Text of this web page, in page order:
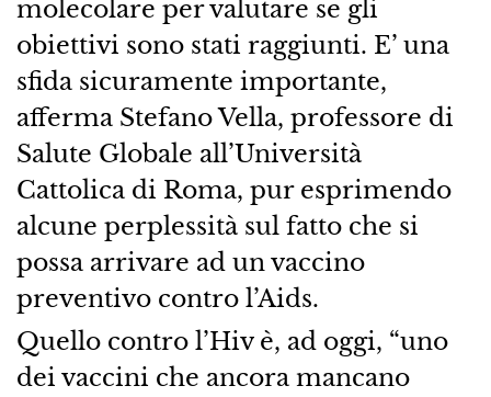
molecolare per valutare se gli
obiettivi sono stati raggiunti. E’ una
sfida sicuramente importante,
afferma Stefano Vella, professore di
Salute Globale all’Università
Cattolica di Roma, pur esprimendo
alcune perplessità sul fatto che si
possa arrivare ad un vaccino
preventivo contro l’Aids.
Quello contro l’Hiv è, ad oggi, “uno
dei vaccini che ancora mancano